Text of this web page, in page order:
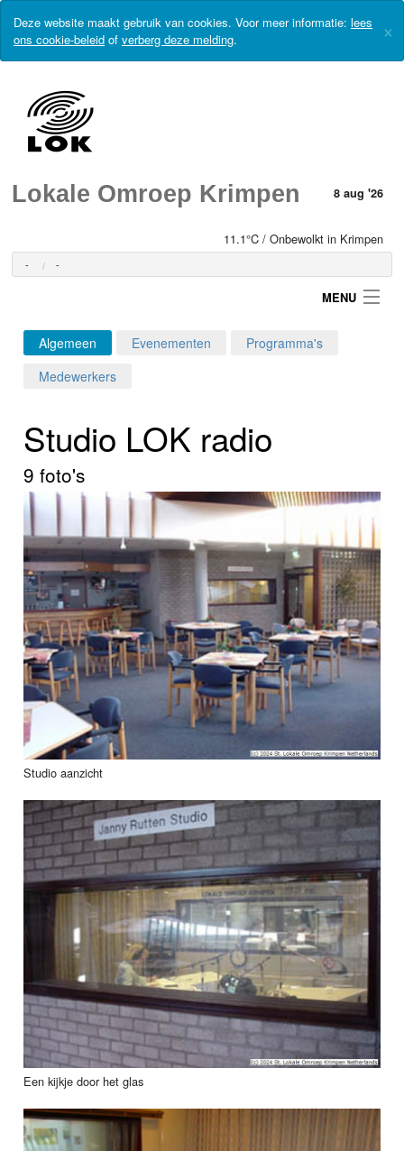
Deze website maakt gebruik van cookies. Voor meer informatie: lees
ons cookie-beleid of verberg deze melding. ×
Lokale Omroep Krimpen 8 aug '26
11.1°C / Onbewolkt in Krimpen
- -
MENU
Login
Programma's
Nieuws
Foto's
Video
Webcam
Info
Algemeen Evenementen
Programma's
Medewerkers
Studio LOK radio
9 foto's
Studio aanzicht
Een kijkje door het glas